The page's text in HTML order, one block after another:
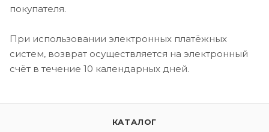
покупателя.
При использовании электронных платёжных
систем, возврат осуществляется на электронный
счёт в течение 10 календарных дней.
КАТАЛОГ